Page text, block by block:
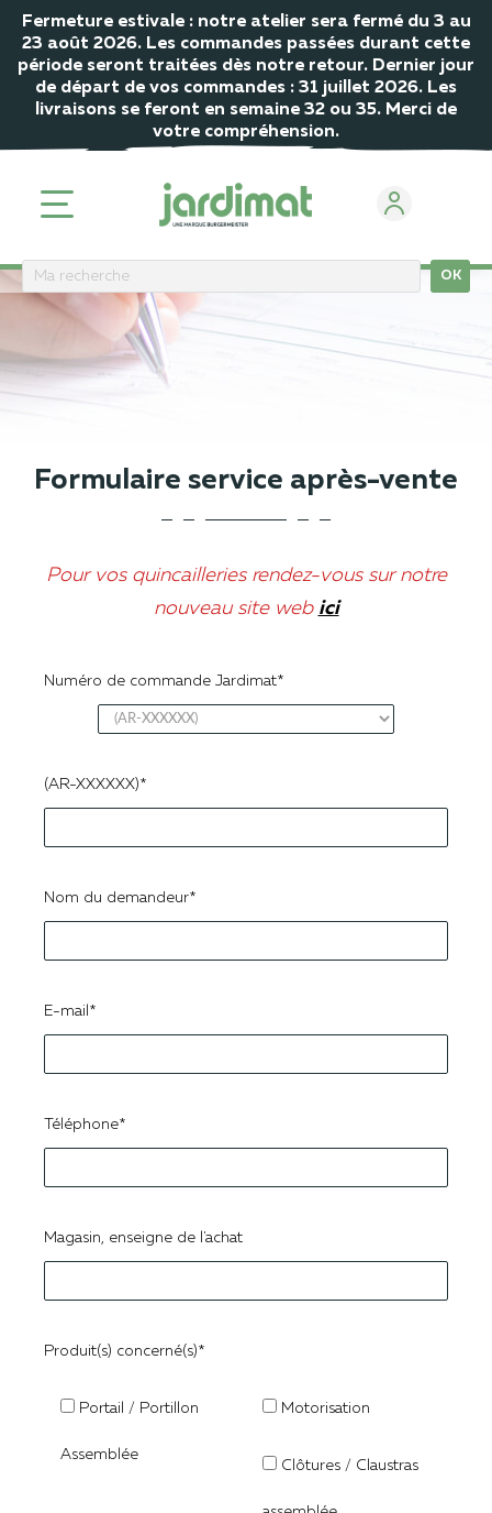
Fermeture estivale : notre atelier sera fermé du 3 au
23 août 2026. Les commandes passées durant cette
période seront traitées dès notre retour. Dernier jour
de départ de vos commandes : 31 juillet 2026. Les
livraisons se feront en semaine 32 ou 35. Merci de
votre compréhension.
OK
ACCUEIL Formulaire Service Après Vente
Formulaire service après-vente
Pour vos quincailleries rendez-vous sur notre
nouveau site web ici
Numéro de commande Jardimat*
(AR-XXXXXX)*
Nom du demandeur*
E-mail*
Téléphone*
Magasin, enseigne de l'achat
Produit(s) concerné(s)*
Portail / Portillon
Assemblée
Motorisation
Clôtures / Claustras